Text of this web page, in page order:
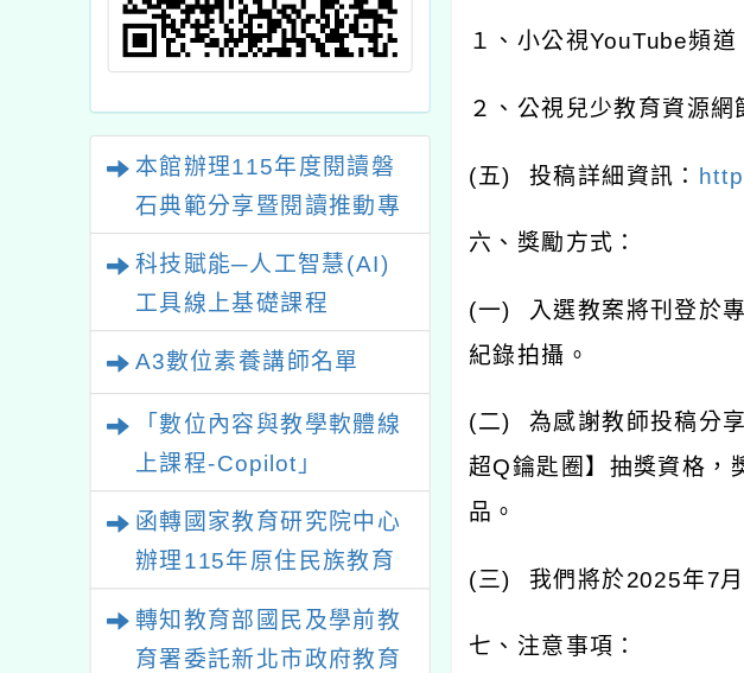
本館辦理115年度閱讀磐
石典範分享暨閱讀推動專
業研習
科技賦能─人工智慧(AI)
工具線上基礎課程
A3數位素養講師名單
「數位內容與教學軟體線
上課程-Copilot」
函轉國家教育研究院中心
辦理115年原住民族教育
轉知教育部國民及學前教
育署委託新北市政府教育
１、小公視YouTube頻道
２、公視兒少教育資源網
(五) 投稿詳細資訊：
六、獎勵方式：
(一) 入選教案將刊登於
紀錄拍攝。
(二) 為感謝教師投稿分
超Q鑰匙圈】抽獎資格，
品。
(三) 我們將於2025年7月
七、注意事項：